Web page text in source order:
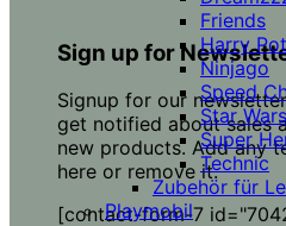
Sign up for
Signup for our
get notified about sales
new products. Add any
here or remove it.
[contact-form-7
Friends
Harry
Ninjago
Speed
Star Wars
Super
Technic
Zubehör für
Playmobil